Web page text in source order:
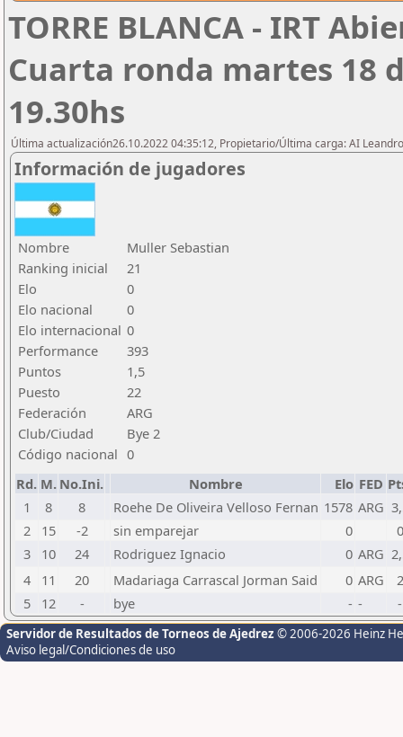
TORRE BLANCA - IRT
Cuarta ronda martes 18
19.30hs
Última actualización26.10.2022 04:35:12, Propietario/Última carga: AI
Información de jugadores
Nombre
Muller Sebastian
Ranking inicial
21
Elo
0
Elo nacional
0
Elo internacional 0
Performance
393
Puntos
1,5
Puesto
22
Federación
ARG
Club/Ciudad
Bye 2
Código nacional 0
Rd. M. No.Ini. Nombre Elo FED
1
8 8 Roehe De Oliveira Velloso Fernan 1578 ARG
2
15 -2 sin emparejar 0
0
3
10 24 Rodriguez Ignacio 0 ARG
4
11 20 Madariaga Carrascal Jorman Said 0 ARG
2
5
12 - bye - - -
Servidor de Resultados de Torneos de Ajedrez © 2006-2026 Heinz
Aviso legal/Condiciones de uso